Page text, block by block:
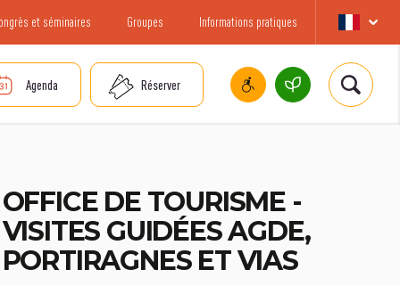
et séminaires Groupes Informations pratiques
Agenda Réserver
OFFICE DE TOURISME -
VISITES GUIDÉES AGDE,
PORTIRAGNES ET VIAS